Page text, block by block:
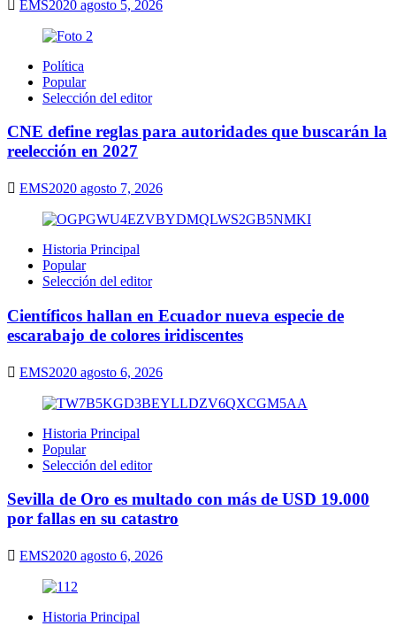
EMS2020 agosto 5, 2026
Política
Popular
Selección del editor
CNE define reglas para autoridades que buscarán la
reelección en 2027
EMS2020 agosto 7, 2026
Historia Principal
Popular
Selección del editor
Científicos hallan en Ecuador nueva especie de
escarabajo de colores iridiscentes
EMS2020 agosto 6, 2026
Historia Principal
Popular
Selección del editor
Sevilla de Oro es multado con más de USD 19.000
por fallas en su catastro
EMS2020 agosto 6, 2026
Historia Principal